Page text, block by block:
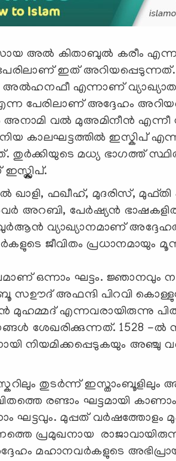
അൽ കിതാബുൽ കരീം
ഇത്
എന്നാണ്
പേരിലാണ് അദ്ദേഹം
വൽ മുഅമിനീൻ എന്നീ
കാലഘട്ടത്തിൽ ഇസ്കിപ്
മധ്യ ഭാഗത്ത്
ഖാളി, ഫഖീഹ്, മുദരിസ്,
അറബി, പേർഷ്യൻ
വ്യാഖ്യാനമാണ്
ജീവിതം പ്രധാനമായും
ഒന്നാം ഘട്ടം. ജ്ഞാനവും
സഊദ് അഫന്ദി പിറവി
മുഹമ്മദ് എന്നവരായിരുന്നു
ശേഖരിക്കുന്നത്. 1528
നിയമിക്കപ്പെടുകയും അഞ്ചു
തുടർന്ന് ഇസ്താംബൂളിലും
രണ്ടാം ഘട്ടമായി
ഘട്ടവും. മുപ്പത് വർഷത്തോളം
പ്രമുഖനായ
മഹാനവർകളുടെ